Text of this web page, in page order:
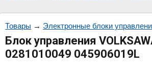
Товары → Электронные блоки
Блок управления
0281010049 045906019L